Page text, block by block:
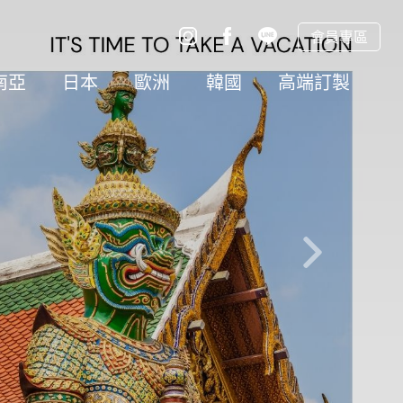
會員專區
亞 日本 歐洲 韓國 高端訂製
往後